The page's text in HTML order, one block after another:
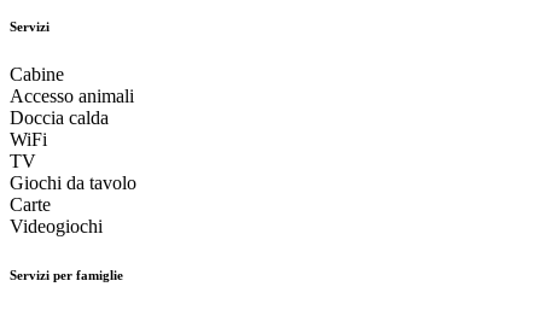
Servizi
Cabine
Accesso animali
Doccia calda
WiFi
TV
Giochi da tavolo
Carte
Videogiochi
Servizi per famiglie